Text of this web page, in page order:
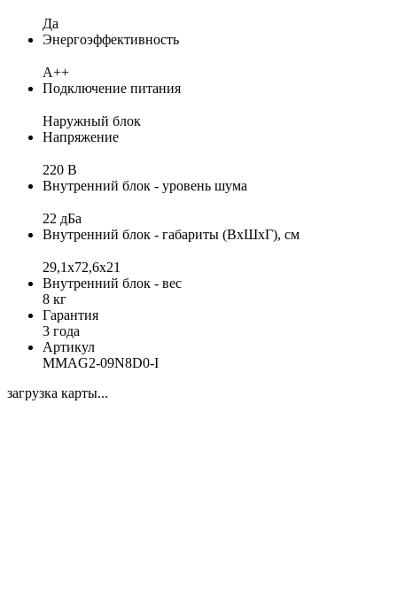
Да
Энергоэффективность
A++
Подключение питания
Наружный блок
Напряжение
220 В
Внутренний блок - уровень шума
22 дБа
Внутренний блок - габариты (ВхШхГ), см
29,1x72,6x21
Внутренний блок - вес
8 кг
Гарантия
3 года
Артикул
MMAG2-09N8D0-I
загрузка карты...